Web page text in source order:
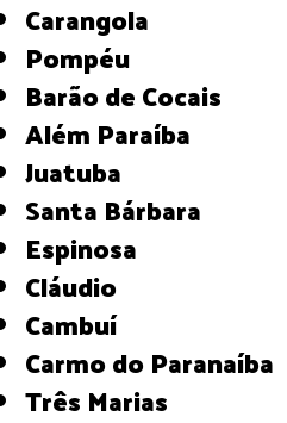
Carangola
Pompéu
Barão de Cocais
Além Paraíba
Juatuba
Santa Bárbara
Espinosa
Cláudio
Cambuí
Carmo do Paranaíba
Três Marias